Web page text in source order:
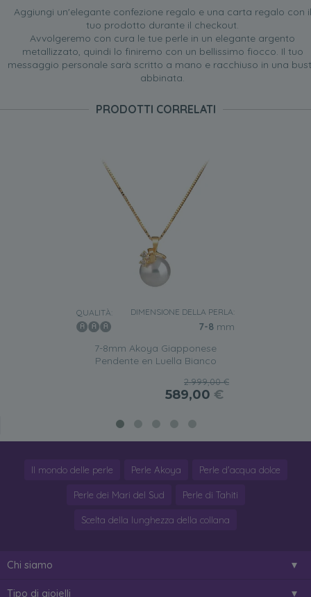
Aggiungi un'elegante confezione regalo e una carta regalo con il
tuo prodotto durante il checkout.
Avvolgeremo con cura le tue perle in un elegante argento
metallizzato, quindi lo finiremo con un bellissimo fiocco. Il tuo
messaggio personale sarà scritto a mano e racchiuso in una
abbinata.
PRODOTTI CORRELATI
QUALITÀ: DIMENSIONE DELLA PERLA:
7-8 mm
7-8mm Akoya Giapponese
Pendente en Luella Bianco
2.999,00 €
589,00 €
Il mondo delle perle Perle Akoya Perle d'acqua dolce
Perle dei Mari del Sud Perle di Tahiti
Scelta della lunghezza della collana
Chi siamo
Tipo di gioielli